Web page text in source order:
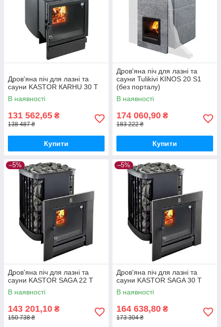
Дров'яна піч для лазні та
сауни KASTOR КARHU 30 T
В наявності
131 562,65 ₴
138 487 ₴
Купити
Дров'яна піч для лазні та
сауни Tulikivi KINOS 20 S1
(без порталу)
В наявності
174 060,90 ₴
183 222 ₴
Купити
–5%
Дров'яна піч для лазні та
сауни KASTOR SAGA 22 Т
В наявності
143 201,10 ₴
150 738 ₴
–5%
Дров'яна піч для лазні та
сауни KASTOR SAGA 30 T
В наявності
164 638,80 ₴
173 304 ₴